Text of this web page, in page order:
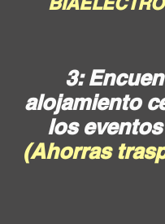
3:
alojamiento
los
(Ahorras